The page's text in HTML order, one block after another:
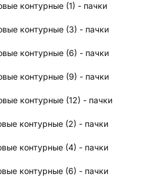
контурные (1) - пачки
контурные (3) - пачки
контурные (6) - пачки
контурные (9) - пачки
контурные (12) - пачки
контурные (2) - пачки
контурные (4) - пачки
контурные (6) - пачки